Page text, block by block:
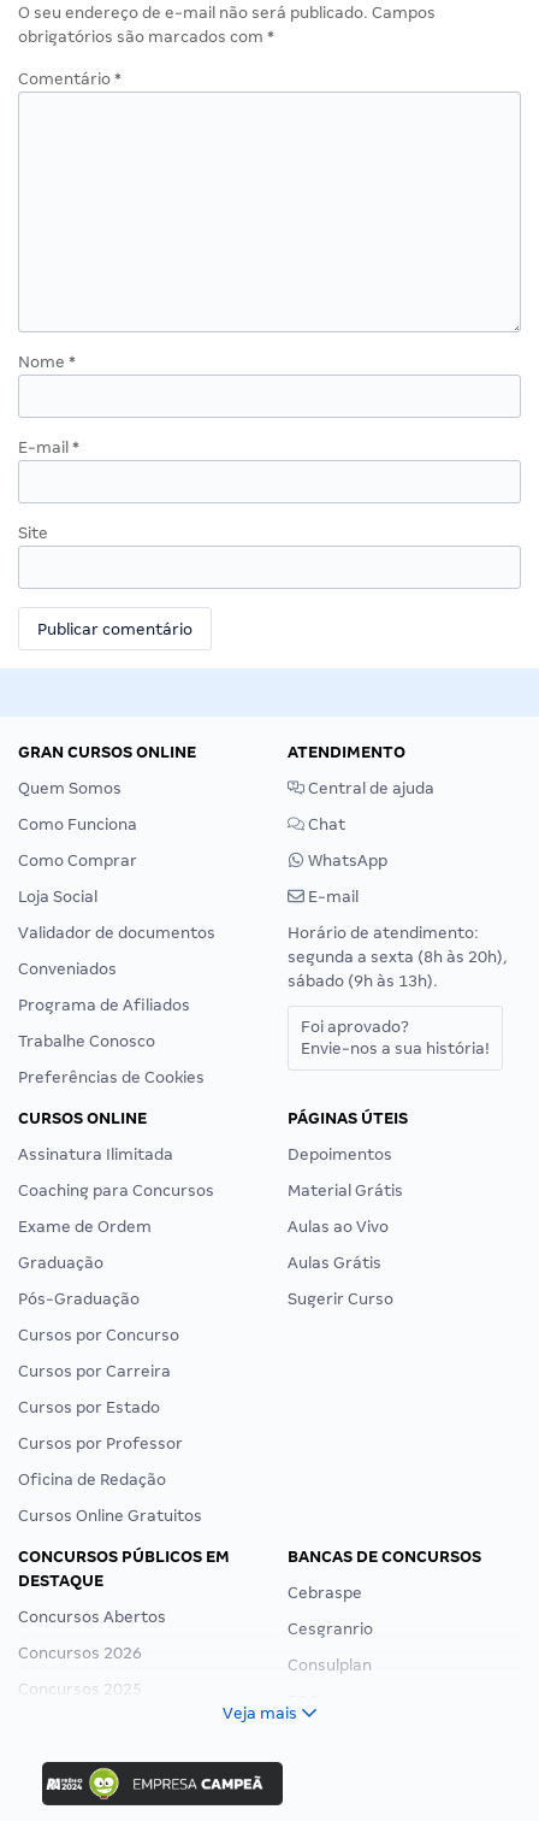
O seu endereço de e-mail não será publicado. Campos
obrigatórios são marcados com *
Comentário *
Nome *
E-mail *
Site
GRAN CURSOS ONLINE
Quem Somos
Como Funciona
Como Comprar
Loja Social
Validador de documentos
Conveniados
Programa de Afiliados
Trabalhe Conosco
Preferências de Cookies
ATENDIMENTO
Central de ajuda
Chat
WhatsApp
E-mail
Horário de atendimento:
segunda a sexta (8h às 20h),
sábado (9h às 13h).
Foi aprovado?
Envie-nos a sua história!
CURSOS ONLINE
Assinatura Ilimitada
Coaching para Concursos
Exame de Ordem
Graduação
Pós-Graduação
Cursos por Concurso
Cursos por Carreira
Cursos por Estado
Cursos por Professor
Oficina de Redação
Cursos Online Gratuitos
PÁGINAS ÚTEIS
Depoimentos
Material Grátis
Aulas ao Vivo
Aulas Grátis
Sugerir Curso
CONCURSOS PÚBLICOS EM
DESTAQUE
Concursos Abertos
Concursos 2026
Concursos 2025
Concurso Ibama
Concurso MPU
BANCAS DE CONCURSOS
Cebraspe
Cesgranrio
Consulplan
Veja mais